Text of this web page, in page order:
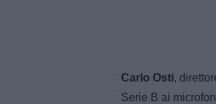
Carlo Osti,
Serie B ai